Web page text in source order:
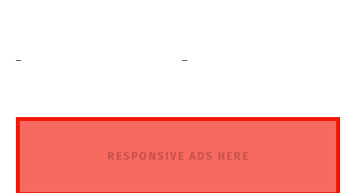
RESPONSIVE ADS HERE